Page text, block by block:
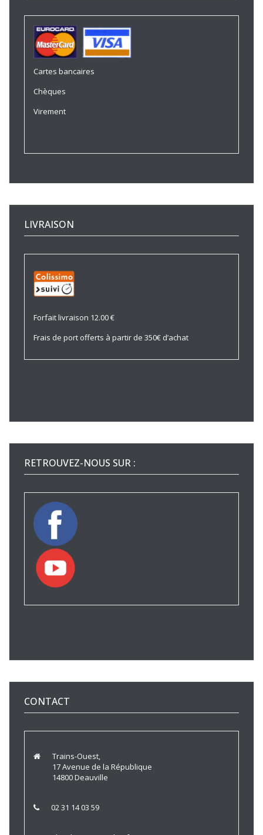
Cartes bancaires
Chèques
Virement
LIVRAISON
Forfait livraison 12.00 €
Frais de port offerts à partir de 350€ d’achat
RETROUVEZ-NOUS SUR :
CONTACT
Trains-Ouest,
17 Avenue de la République
14800 Deauville
02 31 14 03 59